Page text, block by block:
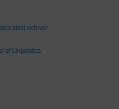
stellt sich vor
of Linguistics